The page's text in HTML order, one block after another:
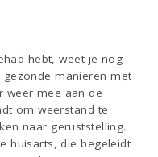
hebt, weet je nog
manieren met
weer mee aan de
om weerstand te
naar geruststelling.
huisarts, die begeleidt